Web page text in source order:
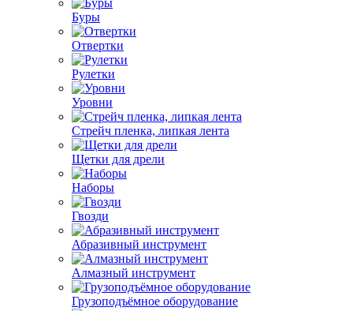
Буры
Отвертки
Рулетки
Уровни
Стрейч пленка, липкая лента
Щетки для дрели
Наборы
Гвозди
Абразивный инструмент
Алмазный инструмент
Грузоподъёмное оборудование